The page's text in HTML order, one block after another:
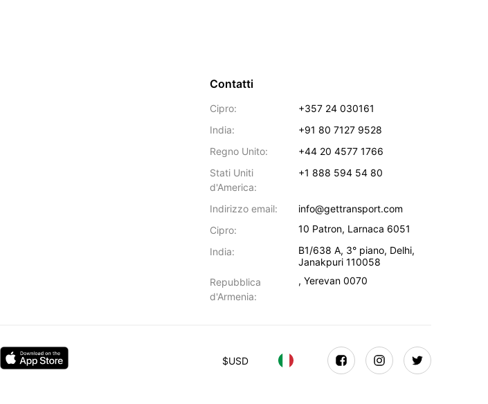
Contatti
Cipro:
+357 24 030161
India:
+91 80 7127 9528
Regno Unito:
+44 20 4577 1766
Stati Uniti
d'America:
+1 888 594 54 80
Indirizzo email:
info@gettransport.com
Cipro:
10 Patron, Larnaca 6051
India:
B1/638 A, 3° piano, Delhi,
Janakpuri 110058
Repubblica
d'Armenia:
, Yerevan 0070
$USD